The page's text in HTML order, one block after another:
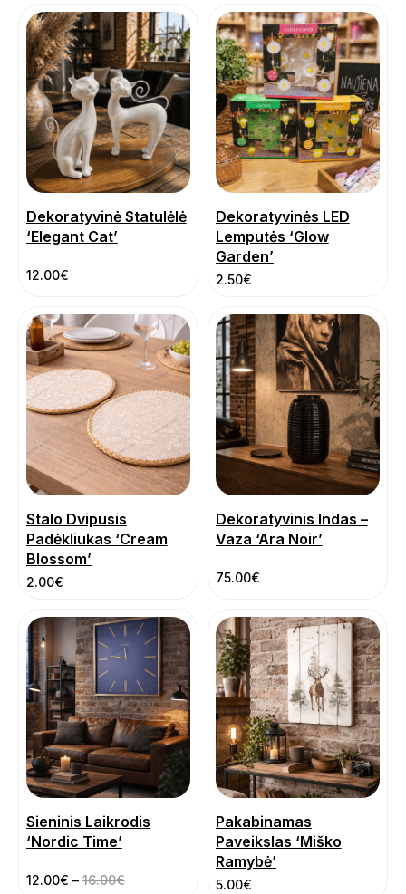
Dekoratyvinė Statulėlė
‘Elegant Cat’
12.00€
Dekoratyvinės LED
Lemputės ‘Glow
Garden’
2.50€
Stalo Dvipusis
Padėkliukas ‘Cream
Blossom’
2.00€
Dekoratyvinis Indas –
Vaza ‘Ara Noir’
75.00€
Sieninis Laikrodis
‘Nordic Time’
12.00€ – 16.00€
Pakabinamas
Paveikslas ‘Miško
Ramybė’
5.00€